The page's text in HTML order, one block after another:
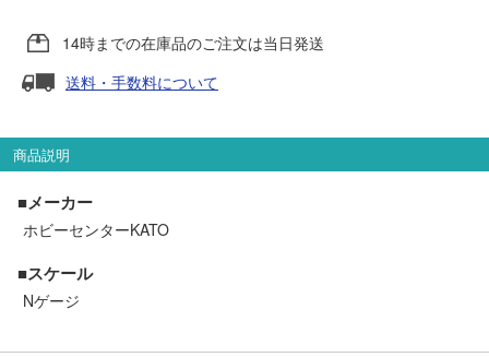
TTC
セール品・キャンペーン
セール商品
14時までの在庫品のご注文は当日発送
送料・手数料について
商品説明
■メーカー
ホビーセンターKATO
■スケール
Nゲージ